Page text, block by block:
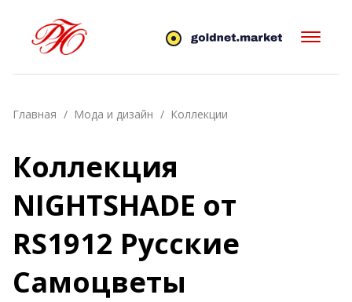
Главная Мода и дизайн Коллекции
Коллекция
NIGHTSHADE от
RS1912 Русские
Самоцветы